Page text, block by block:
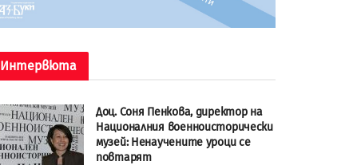
Интервюта
Доц. Соня Пенкова, директор на
Националния военноисторически
музей: Ненаучените уроци се
повтарят